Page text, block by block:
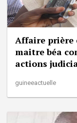
Affaire prière
maitre béa
actions
guineeactuelle